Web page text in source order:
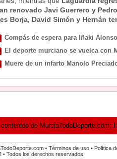
renovado Javi Guerrero y
Borja, David Simón y Hernán
Compás de espera para Iñaki Alonso
El deporte murciano se vuelca con
Muere de un infarto Manolo
contenido de
• Términos de uso • Política
• Todos los derechos reservados